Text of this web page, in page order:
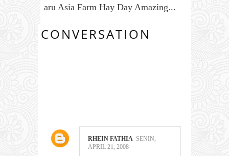
aru Asia Farm Hay Day Amazing...
CONVERSATION
RHEIN FATHIA SENIN,
APRIL 21, 2008